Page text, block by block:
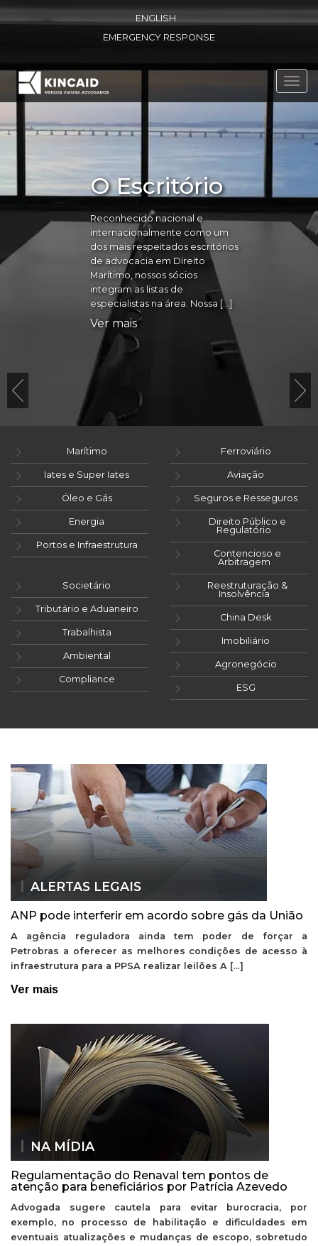
ENGLISH
EMERGENCY RESPONSE
O Escritório
Reconhecido nacional e
internacionalmente como um
dos mais respeitados escritórios
de advocacia em Direito
Marítimo, nossos sócios
integram as listas de
especialistas na área. Nossa […]
Ver mais
Marítimo
Iates e Super Iates
Óleo e Gás
Energia
Portos e Infraestrutura
Ferroviário
Aviação
Seguros e Resseguros
Direito Público e
Regulatório
Contencioso e
Arbitragem
Societário
Tributário e Aduaneiro
Trabalhista
Ambiental
Compliance
Reestruturação &
Insolvência
China Desk
Imobiliário
Agronegócio
ESG
ALERTAS LEGAIS
ANP pode interferir em acordo sobre gás da União
A agência reguladora ainda tem poder de forçar a
Petrobras a oferecer as melhores condições de acesso à
infraestrutura para a PPSA realizar leilões A […]
Ver mais
NA MÍDIA
Regulamentação do Renaval tem pontos de
atenção para beneficiários por Patrícia Azevedo
Advogada sugere cautela para evitar burocracia, por
exemplo, no processo de habilitação e dificuldades em
eventuais atualizações e mudanças de escopo, sobretudo